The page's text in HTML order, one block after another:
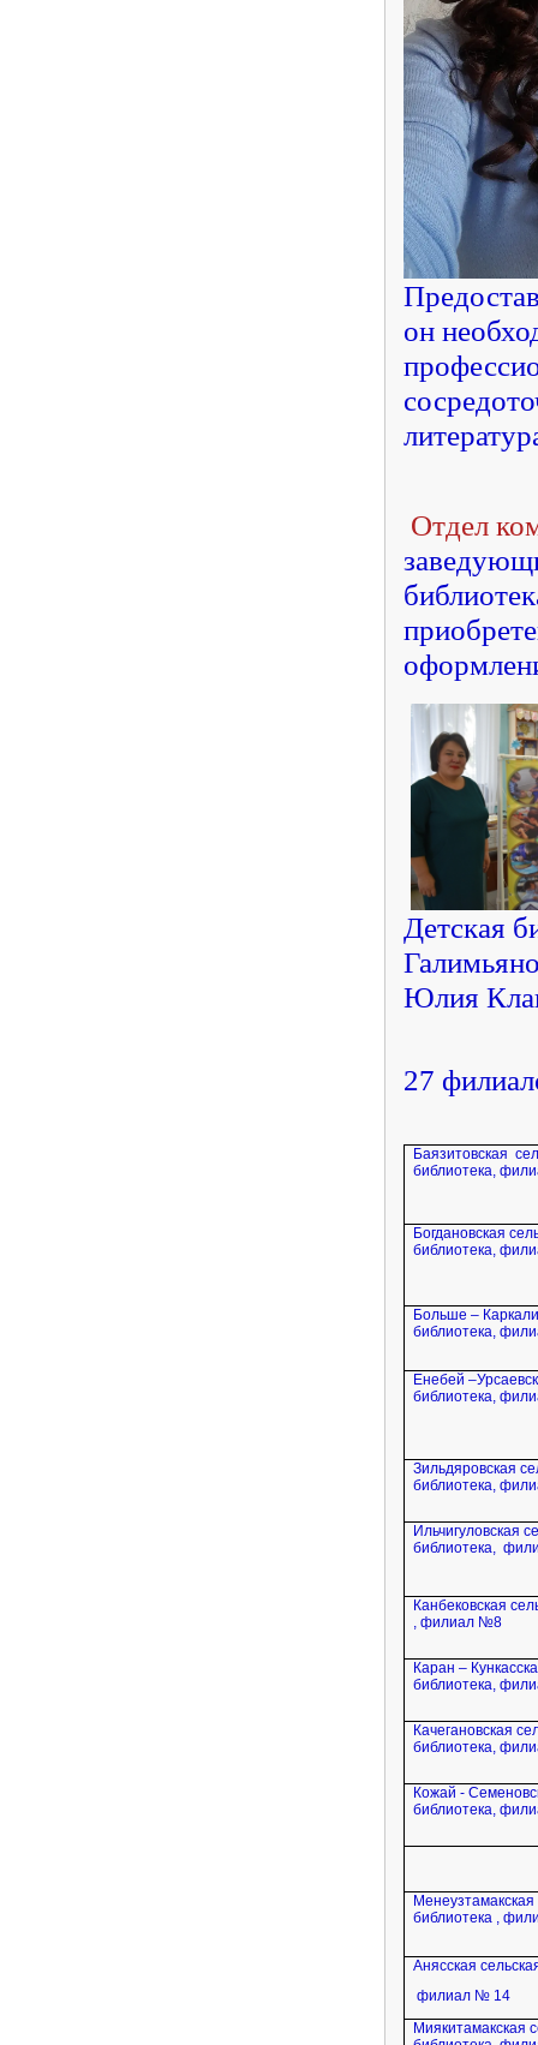
он
Отдел
Детская
Юлия
27
Баязитовская
библиотека,
Богдановская
библиотека,
Больше –
библиотека,
Енебей
библиотека,
Зильдяровская
библиотека,
Ильчигуловская
библиотека,
Канбековская
, филиал №8
Каран –
библиотека,
Качегановская
библиотека,
Кожай -
библиотека,
Менеузтамакская
библиотека ,
Анясская
филиал № 14
Миякитамакская